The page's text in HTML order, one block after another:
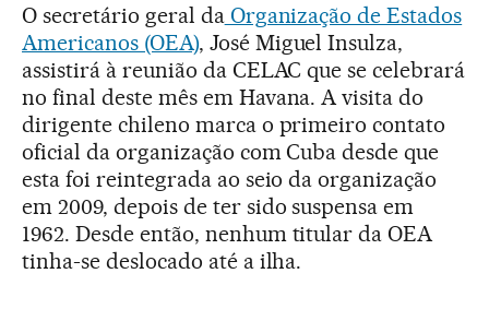
O secretário geral daOrganização de Estados
Americanos (OEA), José Miguel Insulza,
assistirá à reunião da CELAC que se celebrará
no final deste mês em Havana. A visita do
dirigente chileno marca o primeiro contato
oficial da organização com Cuba desde que
esta foi reintegrada ao seio da organização
em 2009, depois de ter sido suspensa em
1962. Desde então, nenhum titular da OEA
tinha-se deslocado até a ilha.